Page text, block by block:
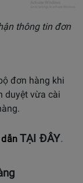
thông tin đơn
đơn hàng khi
duyệt vừa cài
TẠI ĐÂY.